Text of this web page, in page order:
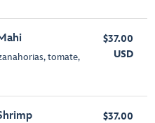
tomate,
$37.00
USD
$37.00